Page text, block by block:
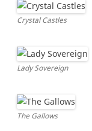
Crystal Castles
Lady Sovereign
The Gallows